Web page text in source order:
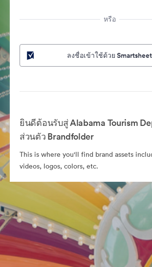
หรือ
ลงชื่อเข้าใช้ด้วย Smartsheet
ยินดีต้อนรับสู่ Alabama Tourism
ส่วนตัว Brandfolder
This is where you'll find brand assets
videos, logos, colors, etc.